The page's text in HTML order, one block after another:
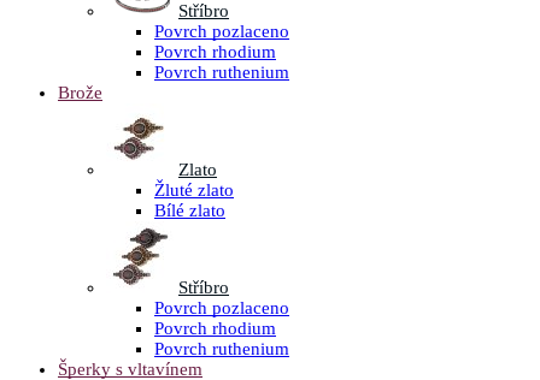
Stříbro
Povrch pozlaceno
Povrch rhodium
Povrch ruthenium
Brože
Zlato
Žluté zlato
Bílé zlato
Stříbro
Povrch pozlaceno
Povrch rhodium
Povrch ruthenium
Šperky s vltavínem